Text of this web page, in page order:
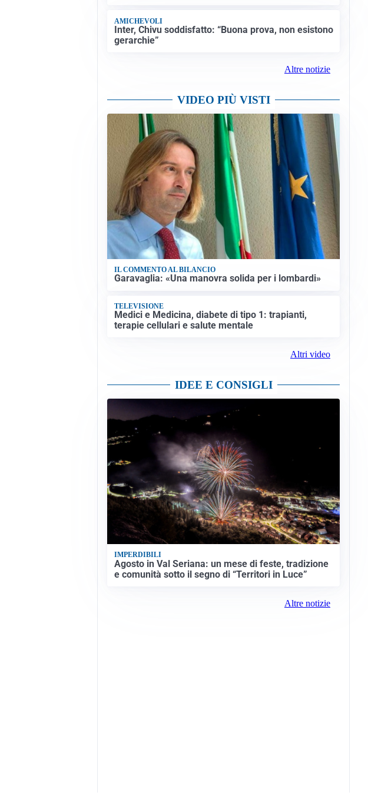
AMICHEVOLI
Inter, Chivu soddisfatto: “Buona prova, non esistono
gerarchie”
Altre notizie
VIDEO PIÙ VISTI
IL COMMENTO AL BILANCIO
Garavaglia: «Una manovra solida per i lombardi»
TELEVISIONE
Medici e Medicina, diabete di tipo 1: trapianti,
terapie cellulari e salute mentale
Altri video
IDEE E CONSIGLI
IMPERDIBILI
Agosto in Val Seriana: un mese di feste, tradizione
e comunità sotto il segno di “Territori in Luce”
Altre notizie